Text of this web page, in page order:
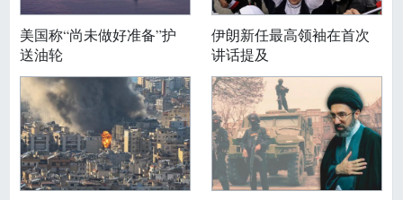
美国称“尚未做好准备”护
送油轮
伊朗新任最高领袖在首次
讲话提及